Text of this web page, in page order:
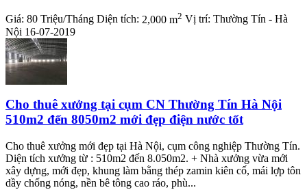
Giá: 80 Triệu/Tháng Diện tích: 2,000 m2 Vị trí: Thường Tín - Hà
Nội 16-07-2019
Cho thuê xưởng tại cụm CN Thường Tín Hà Nội
510m2 đến 8050m2 mới đẹp điện nước tốt
Cho thuê xưởng mới đẹp tại Hà Nội, cụm công nghiệp Thường Tín.
Diện tích xưởng từ : 510m2 đến 8.050m2. + Nhà xưởng vừa mới
xây dựng, mới đẹp, khung làm bằng thép zamin kiên cố, mái lợp tôn
dầy chống nóng, nền bê tông cao ráo, phù...